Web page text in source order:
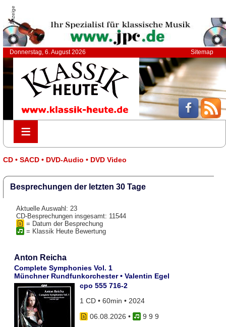
Anzeige
Donnerstag, 6. August 2026 Sitemap
≡
≡
CD • SACD • DVD-Audio • DVD Video
Besprechungen der letzten 30 Tage
Aktuelle Auswahl: 23
CD-Besprechungen insgesamt: 11544
= Datum der Besprechung
= Klassik Heute Bewertung
Anton Reicha
Complete Symphonies Vol. 1
Münchner Rundfunkorchester • Valentin Egel
cpo 555 716-2
1 CD • 60min • 2024
06.08.2026 •
9 9 9